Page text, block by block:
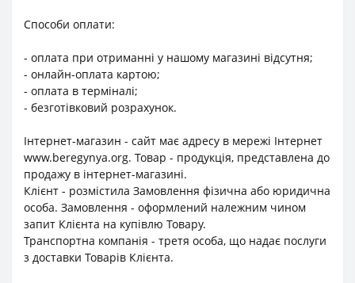
Способи оплати:
- оплата при отриманні у нашому магазині відсутня;
- онлайн-оплата картою;
- оплата в терміналі;
- безготівковий розрахунок.
Інтернет-магазин - сайт має адресу в мережі Інтернет
www.beregynya.org. Товар - продукція, представлена до
продажу в інтернет-магазині.
Клієнт - розмістила Замовлення фізична або юридична
особа. Замовлення - оформлений належним чином
запит Клієнта на купівлю Товару.
Транспортна компанія - третя особа, що надає послуги
з доставки Товарів Клієнта.